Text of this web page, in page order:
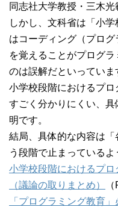
同志社大学教授・三木光
しかし、文科省は「小
はコーディング（プログ
を覚えることがプログ
のは誤解だといっていま
小学校段階におけるプロ
すごく分かりにくい、
明です。
結局、具体的な内容は
う段階で止まっているよ
小学校段階におけるプ
（議論の取りまとめ）
「プログラミング教育